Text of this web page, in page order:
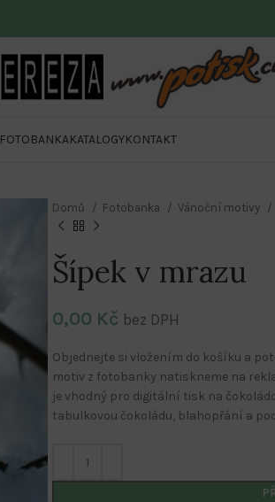
FOTOBANKAKATALOGYKONTAKT
Domů Fotobanka Vánoční motivy
Šípek v mrazu
0,00 Kč bez DPH
Objednejte si vložením do košíku a
motiv z fotobanky natiskneme na
je vhodný pro digitální tisk na
tabulkovou čokoládu, blahopřání a